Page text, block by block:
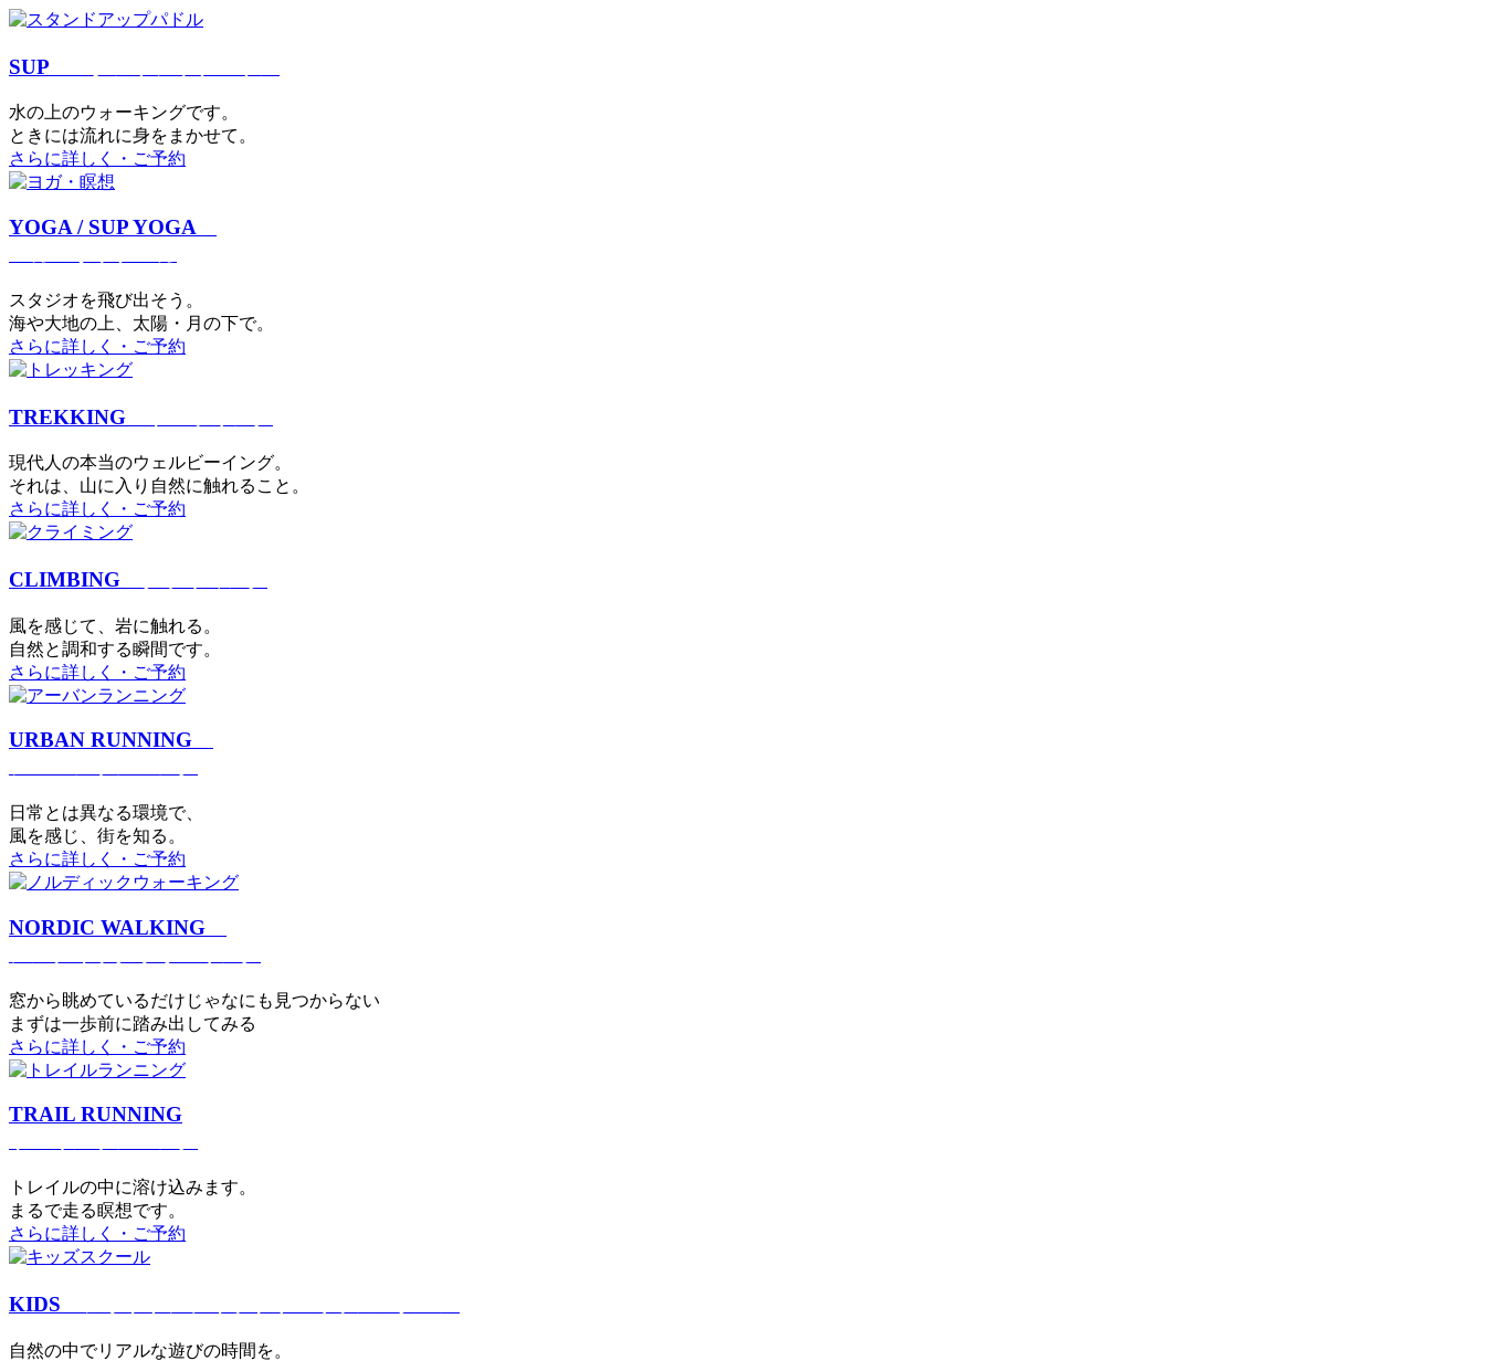
SUP
⽔の上のウォーキングです。
ときには流れに身をまかせて。
さらに詳しく・ご予約
YOGA / SUP YOGA
スタジオを⾶び出そう。
海や大地の上、太陽・⽉の下で。
さらに詳しく・ご予約
TREKKING
現代⼈の本当のウェルビーイング。
それは、⼭に⼊り⾃然に触れること。
さらに詳しく・ご予約
CLIMBING
⾵を感じて、岩に触れる。
⾃然と調和する瞬間です。
さらに詳しく・ご予約
URBAN RUNNING
日常とは異なる環境で、
風を感じ、街を知る。
さらに詳しく・ご予約
NORDIC WALKING
窓から眺めているだけじゃなにも見つからない
まずは一歩前に踏み出してみる
さらに詳しく・ご予約
TRAIL RUNNING
トレイルの中に溶け込みます。
まるで⾛る瞑想です。
さらに詳しく・ご予約
KIDS
⾃然の中でリアルな遊びの時間を。